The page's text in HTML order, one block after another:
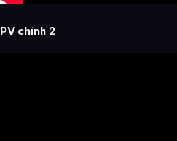
PV chính 2